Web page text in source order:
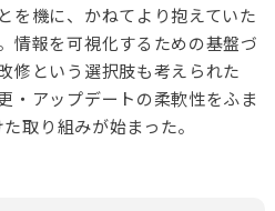
を機に、かねてより抱えていた
情報を可視化するための基盤づ
修という選択肢も考えられた
・アップデートの柔軟性をふま
取り組みが始まった。